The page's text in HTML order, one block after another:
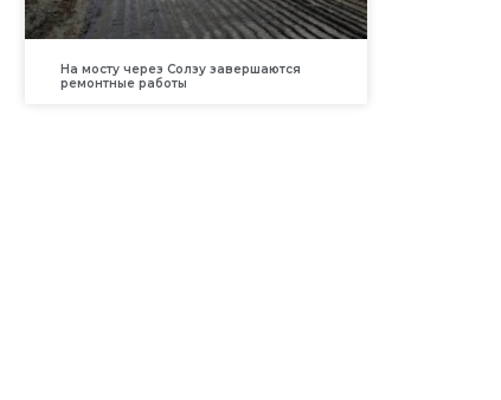
На мосту через Солзу завершаются
ремонтные работы